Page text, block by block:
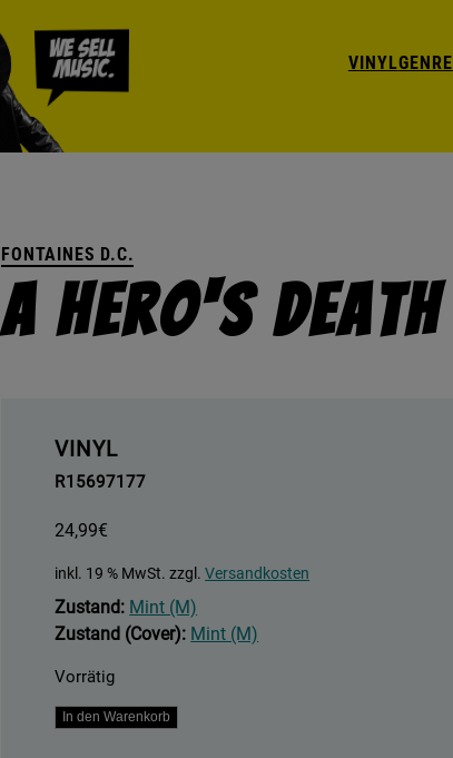
VINYLGENRE
FONTAINES D.C.
A Hero's Death
VINYL
R15697177
24,99€
inkl. 19 % MwSt. zzgl.Versandkosten
Zustand: Mint (M)
Zustand (Cover): Mint (M)
Vorrätig
AIn den Warenkorb